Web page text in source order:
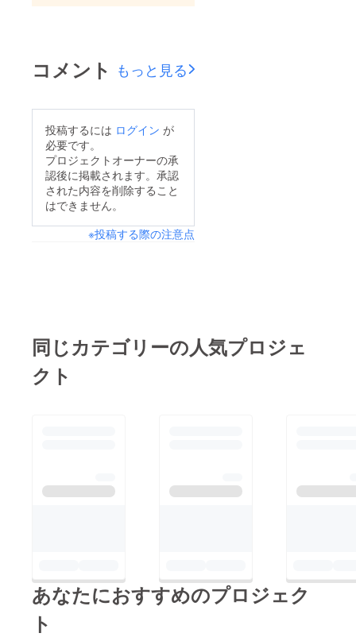
コメント もっと見る
投稿するには ログイン が
必要です。
プロジェクトオーナーの承
認後に掲載されます。承認
された内容を削除すること
はできません。
※投稿する際の注意点
同じカテゴリーの人気プロジェ
クト
あなたにおすすめのプロジェク
ト